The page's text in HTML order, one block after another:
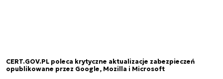
CERT.GOV.PL poleca krytyczne aktualizacje zabezpieczeń
opublikowane przez Google, Mozilla i Microsoft